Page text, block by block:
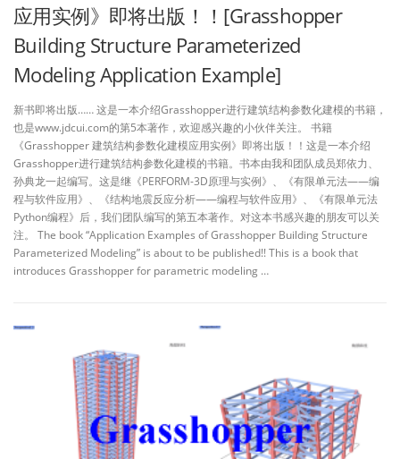
应用实例》即将出版！！[Grasshopper
Building Structure Parameterized
Modeling Application Example]
新书即将出版…… 这是一本介绍Grasshopper进行建筑结构参数化建模的书籍，
也是www.jdcui.com的第5本著作，欢迎感兴趣的小伙伴关注。 书籍
《Grasshopper 建筑结构参数化建模应用实例》即将出版！！这是一本介绍
Grasshopper进行建筑结构参数化建模的书籍。书本由我和团队成员郑依力、
孙典龙一起编写。这是继《PERFORM-3D原理与实例》、《有限单元法——编
程与软件应用》、《结构地震反应分析——编程与软件应用》、《有限单元法
Python编程》后，我们团队编写的第五本著作。对这本书感兴趣的朋友可以关
注。 The book “Application Examples of Grasshopper Building Structure
Parameterized Modeling” is about to be published!! This is a book that
introduces Grasshopper for parametric modeling …